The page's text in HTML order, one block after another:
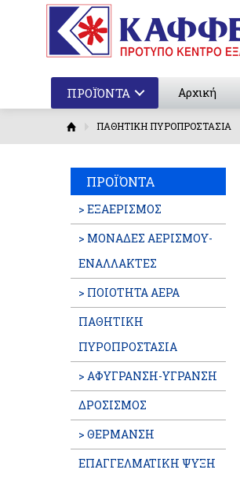
ΠΡΟΪΌΝΤΑ Αρχική
ΠΑΘΗΤΙΚΗ ΠΥΡΟΠΡΟΣΤΑΣΙΑ
ΠΡΟΪΌΝΤΑ
> ΕΞΑΕΡΙΣΜΟΣ
> ΜΟΝΑΔΕΣ ΑΕΡΙΣΜΟΥ-
ΕΝΑΛΛΑΚΤΕΣ
> ΠΟΙΟΤΗΤΑ ΑΕΡΑ
ΠΑΘΗΤΙΚΗ
ΠΥΡΟΠΡΟΣΤΑΣΙΑ
> ΑΦΥΓΡΑΝΣΗ-ΥΓΡΑΝΣΗ
ΔΡΟΣΙΣΜΟΣ
> ΘΕΡΜΑΝΣΗ
ΕΠΑΓΓΕΛΜATIKH ΨΥΞΗ